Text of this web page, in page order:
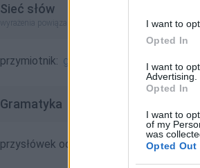
I want to
Opted In
I want to
Advertising.
Opted In
I want to
of my
was
Opted Out
Sieć słów
wyrażenia powiązane z opisywanym ( wyrazy pokrewne,
przymiotnik: generalny
Gramatyka
przysłówek odprzymiotnikowy